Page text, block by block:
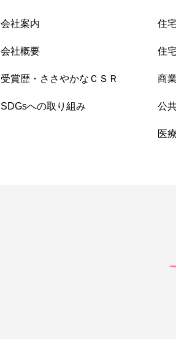
会社案内
会社概要
受賞歴・ささやかなＣＳＲ
SDGsへの取り組み
住
住
商
公
医